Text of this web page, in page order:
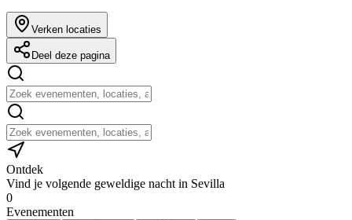
Verken locaties
Deel deze pagina
Ontdek
Vind je volgende geweldige nacht in Sevilla
0
Evenementen